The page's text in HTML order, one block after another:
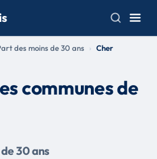
des moins de 30 ans Cher
communes de
30 ans